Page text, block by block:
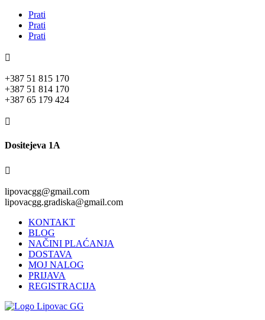
Prati
Prati
Prati

+387 51 815 170
+387 51 814 170
+387 65 179 424

Dositejeva 1A

lipovacgg@gmail.com
lipovacgg.gradiska@gmail.com
KONTAKT
BLOG
NAČINI PLAĆANJA
DOSTAVA
MOJ NALOG
PRIJAVA
REGISTRACIJA